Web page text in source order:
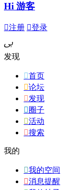
Hi 游客
注册 登录
ﰉ
发现
首页
论坛
发现
 圈子
活动
搜索
我的
我的空间
消息提醒